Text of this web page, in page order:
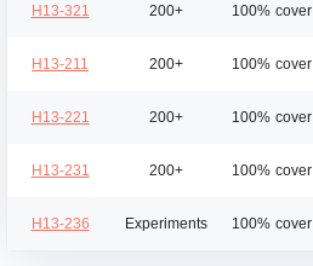
H13-321 200+ 100% cover
H13-211 200+ 100% cover
H13-221 200+ 100% cover
H13-231 200+ 100% cover
H13-236 Experiments 100% cover